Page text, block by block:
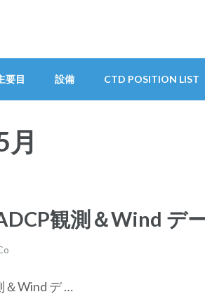
要目 設備 CTD POSITION LIST
観測＆Wind デ
Wind デ …